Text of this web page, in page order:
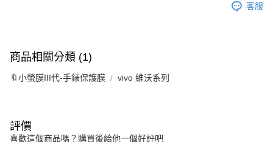
客服
商品相關分類 (1)
🔖小螢膜III代-手錶保護膜 vivo 維沃系列
評價
喜歡這個商品嗎？購買後給他一個好評吧